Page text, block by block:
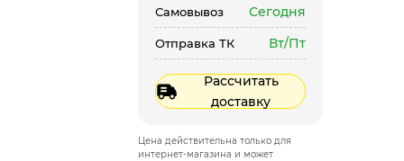
Самовывоз Сегодня
Отправка ТК Вт/Пт
Рассчитать
доставку
Цена действительна только для
интернет-магазина и может